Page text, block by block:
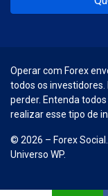
Operar com Forex
todos os investidores.
perder. Entenda
realizar esse tipo de
© 2026 – Forex
Universo WP.